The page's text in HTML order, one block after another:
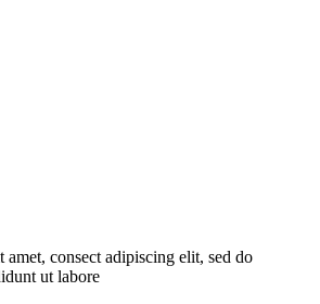
consect adipiscing elit, sed do
ut labore